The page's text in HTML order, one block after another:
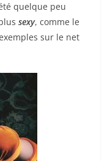
quelque peu
sexy, comme le
sur le net